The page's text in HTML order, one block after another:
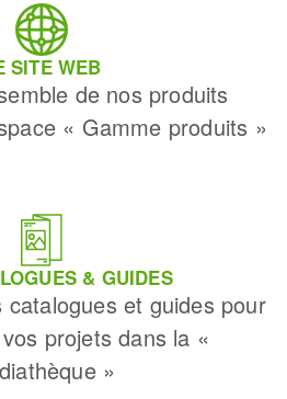
SITE WEB
de nos produits
« Gamme produits »
& GUIDES
catalogues et guides pour
projets dans la «
»